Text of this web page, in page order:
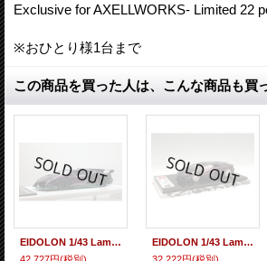
Exclusive for AXELLWORKS- Limited 22
※おひとり様1台まで
この商品を買った人は、こんな商品も買
EIDOLON 1/43 Lamborghini Veneno 2013 Alba Cielo Limited 30 pcs.
42,727円(税別)
EIDOLON 1/43 Lamborghini Aventador 50° Anniversario -Exclusive for AXELLWORKS- Limited 22 pcs. Alba Cielo
32,222円(税別)